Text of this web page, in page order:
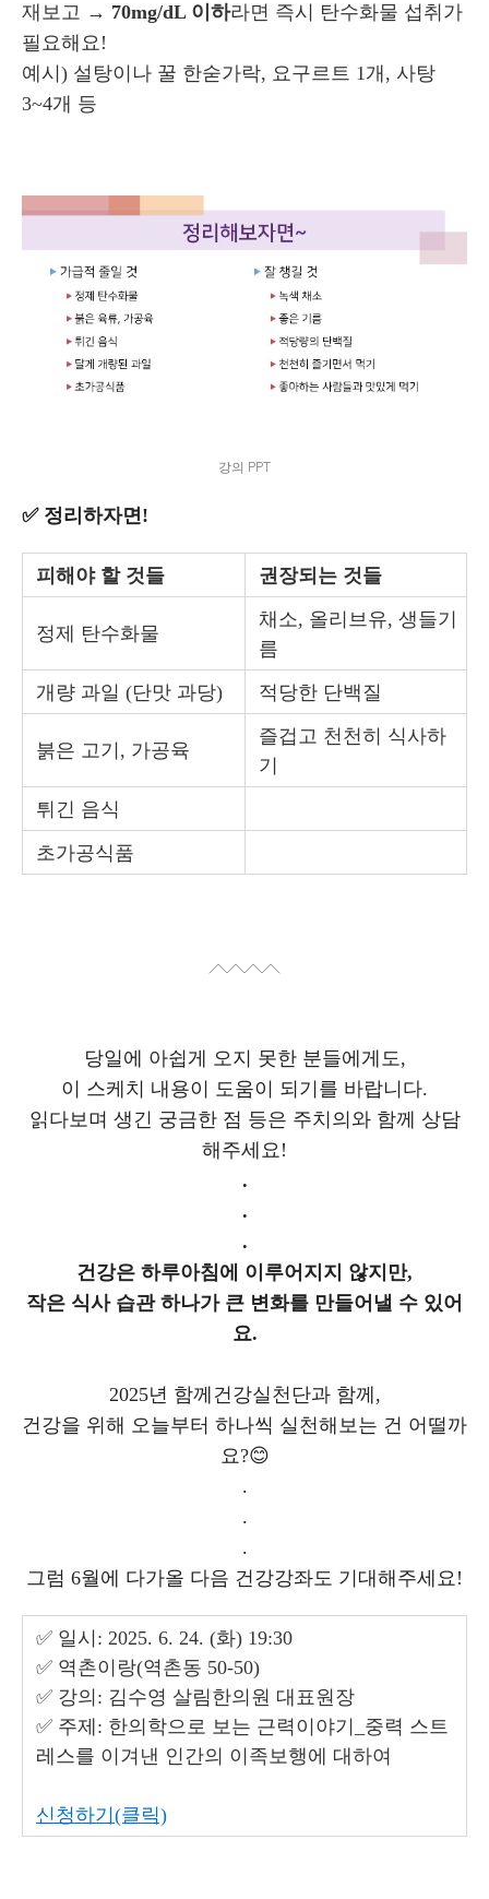
재보고 → 70mg/dL 이하라면 즉시 탄수화물 섭취가
필요해요!
예시) 설탕이나 꿀 한숟가락, 요구르트 1개, 사탕
3~4개 등
강의 PPT
✅ 정리하자면!
피해야 할 것들 권장되는 것들
정제 탄수화물
채소, 올리브유, 생들기
름
개량 과일 (단맛 과당)
적당한 단백질
붉은 고기, 가공육
즐겁고 천천히 식사하
기
튀긴 음식
초가공식품
당일에 아쉽게 오지 못한 분들에게도,
이 스케치 내용이 도움이 되기를 바랍니다.
읽다보며 생긴 궁금한 점 등은 주치의와 함께 상담
해주세요!
.
.
.
건강은 하루아침에 이루어지지 않지만,
작은 식사 습관 하나가 큰 변화를 만들어낼 수 있어
요.
2025년 함께건강실천단과 함께,
건강을 위해 오늘부터 하나씩 실천해보는 건 어떨까
요?😊
.
.
.
그럼 6월에 다가올 다음 건강강좌도 기대해주세요!
✅ 일시: 2025. 6. 24. (화) 19:30
✅ 역촌이랑(역촌동 50-50)
✅ 강의: 김수영 살림한의원 대표원장
✅ 주제: 한의학으로 보는 근력이야기_중력 스트
레스를 이겨낸 인간의 이족보행에 대하여
신청하기(클릭)